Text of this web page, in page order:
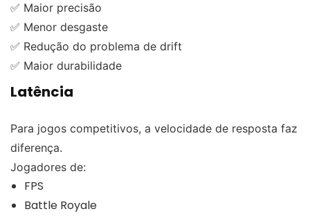
✅ Maior precisão
✅ Menor desgaste
✅ Redução do problema de drift
✅ Maior durabilidade
Latência
Para jogos competitivos, a velocidade de resposta faz
diferença.
Jogadores de:
FPS
Battle Royale